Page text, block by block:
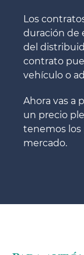
Los
duración de
del
contrato
vehículo o
Ahora vas a
un precio
tenemos los
mercado.